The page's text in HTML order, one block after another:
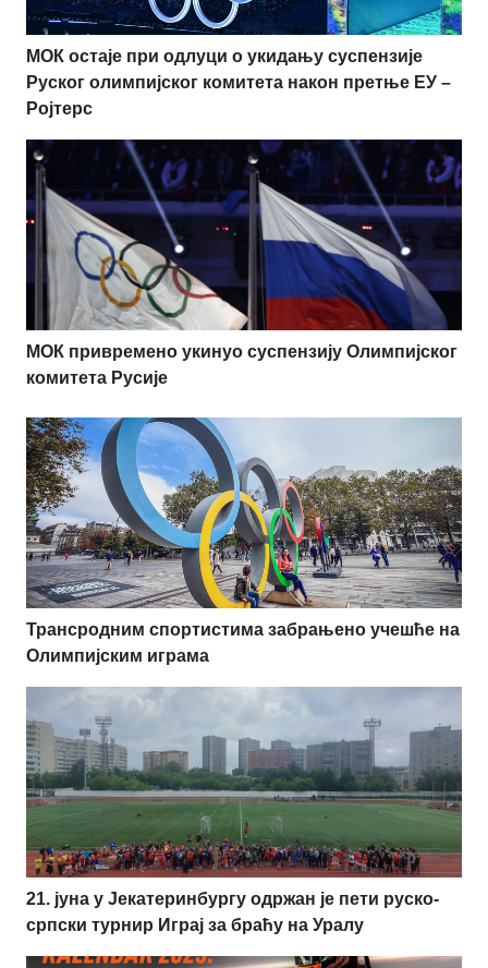
МОК остаје при одлуци о укидању суспензије
Руског олимпијског комитета након претње ЕУ –
Ројтерс
МОК привремено укинуо суспензију Олимпијског
комитета Русије
Трансродним спортистима забрањено учешће на
Олимпијским играма
21. јуна у Јекатеринбургу одржан је пети руско-
српски турнир Играј за браћу на Уралу